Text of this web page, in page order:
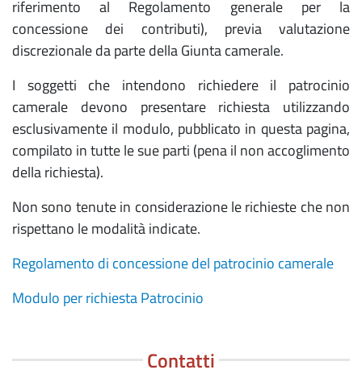
riferimento al Regolamento generale per la
concessione dei contributi), previa valutazione
discrezionale da parte della Giunta camerale.
I soggetti che intendono richiedere il patrocinio
camerale devono presentare richiesta utilizzando
esclusivamente il modulo, pubblicato in questa pagina,
compilato in tutte le sue parti (pena il non accoglimento
della richiesta).
Non sono tenute in considerazione le richieste che non
rispettano le modalità indicate.
Regolamento di concessione del patrocinio camerale
Modulo per richiesta Patrocinio
Contatti